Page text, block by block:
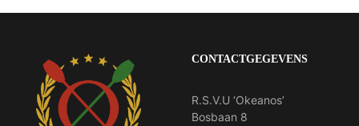
CONTACTGEGEVENS
R.S.V.U ‘Okeanos’
Bosbaan 8